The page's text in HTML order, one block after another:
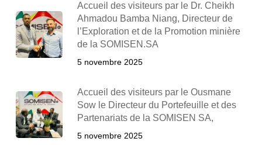
Accueil des visiteurs par le Dr. Cheikh
Ahmadou Bamba Niang, Directeur de
l’Exploration et de la Promotion minière
de la SOMISEN.SA
5 novembre 2025
Accueil des visiteurs par le Ousmane
Sow le Directeur du Portefeuille et des
Partenariats de la SOMISEN SA,
5 novembre 2025